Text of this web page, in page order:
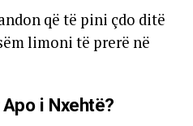
që të pini çdo ditë
limoni të prerë në
i Nxehtë?